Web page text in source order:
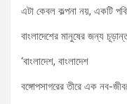
এটা কেবল কল্পনা নয়, একটি
বাংলাদেশের মানুষের জন্য
‘বাংলাদেশ, বাংলাদেশ
বঙ্গোপসাগরের তীরে এক নব-